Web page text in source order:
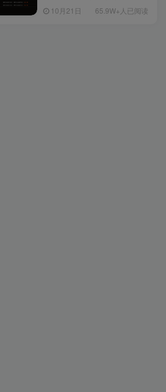
10月21日 65.9W+人已阅读